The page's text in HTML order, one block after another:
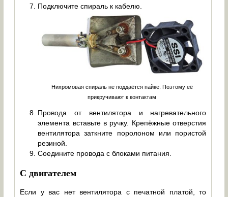
Подключите спираль к кабелю.
Нихромовая спираль не поддаётся пайке. Поэтому её
прикручивают к контактам
Провода от вентилятора и нагревательного
элемента вставьте в ручку. Крепёжные отверстия
вентилятора заткните поролоном или пористой
резиной.
Соедините провода с блоками питания.
С двигателем
Если у вас нет вентилятора с печатной платой, то